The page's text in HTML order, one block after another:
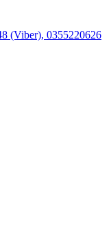
(Viber), 0355220626